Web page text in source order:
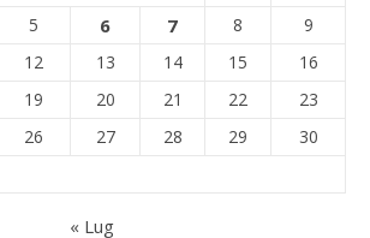
5 6 7 8
9
12 13 14 15
16
19 20 21 22
23
26 27 28 29
30
« Lug